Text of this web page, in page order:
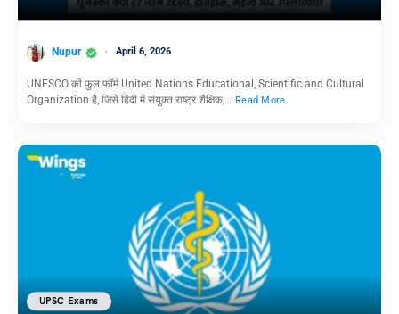
Nupur April 6, 2026
UNESCO की फुल फॉर्म United Nations Educational, Scientific and Cultural
Organization है, जिसे हिंदी में संयुक्त राष्ट्र शैक्षिक,… Read More
UPSC Exams